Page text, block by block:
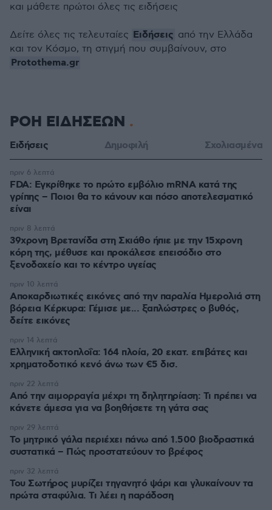
και μάθετε πρώτοι όλες τις ειδήσεις
Δείτε όλες τις τελευταίες Ειδήσεις από την Ελλάδα
και τον Κόσμο, τη στιγμή που συμβαίνουν, στο
Protothema.gr
ΡΟΗ ΕΙΔΗΣΕΩΝ
Ειδήσεις Δημοφιλή Σχολιασμένα
FDA: Εγκρίθηκε το πρώτο εμβόλιο mRNA κατά της
γρίπης – Ποιοι θα το κάνουν και πόσο αποτελεσματικό
είναι
πριν 6 λεπτά
39χρονη Βρετανίδα στη Σκιάθο ήπιε με την 15χρονη
κόρη της, μέθυσε και προκάλεσε επεισόδιο στο
ξενοδοχείο και το κέντρο υγείας
πριν 8 λεπτά
Αποκαρδιωτικές εικόνες από την παραλία Ημερολιά στη
βόρεια Κέρκυρα: Γέμισε με... ξαπλώστρες ο βυθός,
δείτε εικόνες
πριν 10 λεπτά
Ελληνική ακτοπλοΐα: 164 πλοία, 20 εκατ. επιβάτες και
χρηματοδοτικό κενό άνω των €5 δισ.
πριν 14 λεπτά
Από την αιμορραγία μέχρι τη δηλητηρίαση: Τι πρέπει να
κάνετε άμεσα για να βοηθήσετε τη γάτα σας
πριν 22 λεπτά
Το μητρικό γάλα περιέχει πάνω από 1.500 βιοδραστικά
συστατικά – Πώς προστατεύουν το βρέφος
πριν 29 λεπτά
Του Σωτήρος μυρίζει τηγανητό ψάρι και γλυκαίνουν τα
πρώτα σταφύλια. Τι λέει η παράδοση
πριν 32 λεπτά